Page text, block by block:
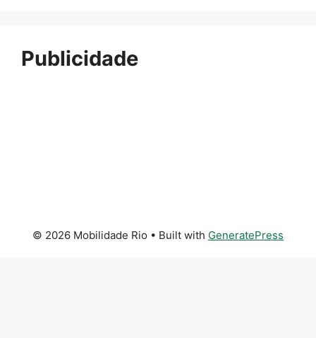
Publicidade
© 2026 Mobilidade Rio • Built with GeneratePress